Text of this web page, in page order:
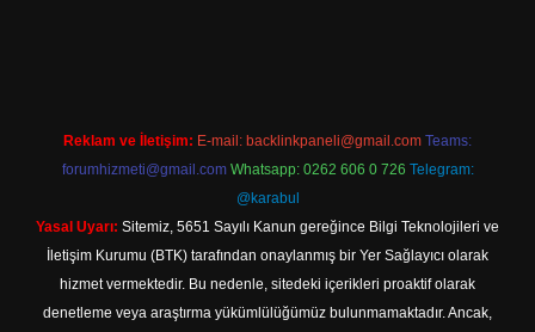
Reklam ve İletişim: E-mail: backlinkpaneli@gmail.com Teams:
forumhizmeti@gmail.com Whatsapp: 0262 606 0 726 Telegram:
@karabul
Yasal Uyarı: Sitemiz, 5651 Sayılı Kanun gereğince Bilgi Teknolojileri ve
İletişim Kurumu (BTK) tarafından onaylanmış bir Yer Sağlayıcı olarak
hizmet vermektedir. Bu nedenle, sitedeki içerikleri proaktif olarak
denetleme veya araştırma yükümlülüğümüz bulunmamaktadır. Ancak,